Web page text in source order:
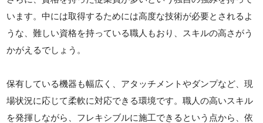
います。中には取得するためには高度な技術が必要とされるよ
うな、難しい資格を持っている職人もおり、スキルの高さがう
かがえるでしょう。
保有している機器も幅広く、アタッチメントやダンプなど、現
場状況に応じて柔軟に対応できる環境です。職人の高いスキル
を発揮しながら、フレキシブルに施工できるという点から、依